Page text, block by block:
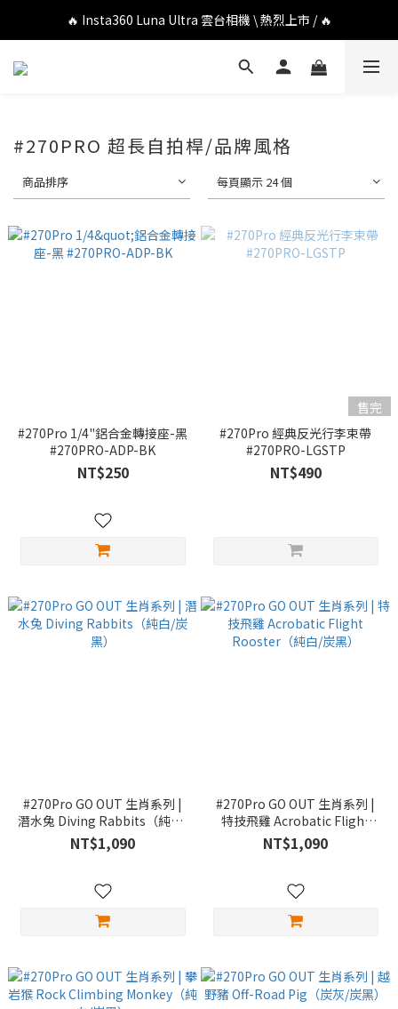
🔥 DJI OSMO POCKET 4P 口袋相機 \ 熱烈上市 / 🔥
🔥 Insta360 Luna Ultra 雲台相機 \ 熱烈上市 / 🔥
🔥 Insta360 GO Ultra Hello Kitty 聯名限定套裝 \ 時尚上市 / 🔥
#270PRO 超長自拍桿/品牌風格
商品排序 每頁顯示 24 個
#270Pro 1/4"鋁合金轉接座-黑
#270PRO-ADP-BK
NT$250
售完
#270Pro 經典反光行李束帶
#270PRO-LGSTP
NT$490
#270Pro GO OUT 生肖系列 |
潛水兔 Diving Rabbits（純白/
炭黑）
NT$1,090
#270Pro GO OUT 生肖系列 |
特技飛雞 Acrobatic Flight
Rooster（純白/炭黑）
NT$1,090